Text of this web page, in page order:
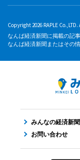
Copyright 2026 RAPLE
なんば経済新聞に掲載の記
なんば経済新聞またはその
みんなの経済新
お問い合わせ